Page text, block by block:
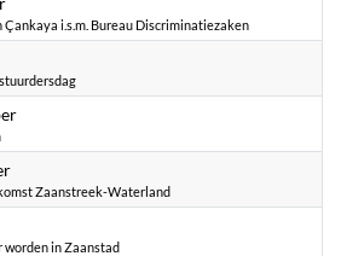
Çankaya i.s.m. Bureau Discriminatiezaken
2023
2023
Zaanstreek-Waterland
in Zaanstad